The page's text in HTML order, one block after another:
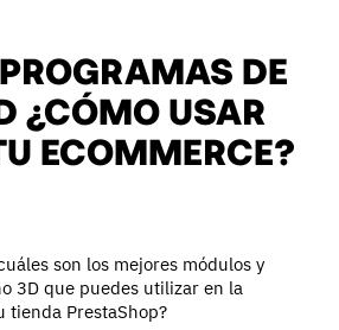
DE
¿CÓMO USAR
ECOMMERCE?
son los mejores módulos y
3D que puedes utilizar en la
tienda PrestaShop?